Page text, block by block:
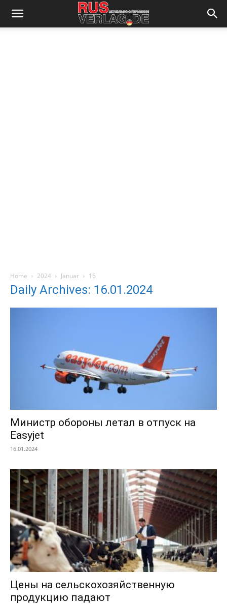
Home 2024 Januar 16
Daily Archives: 16.01.2024
Министр обороны летал в отпуск на
Easyjet
16.01.2024
Цены на сельскохозяйственную
продукцию падают